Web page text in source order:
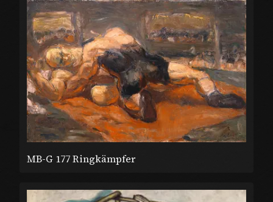
MB-G 177 Ringkämpfer